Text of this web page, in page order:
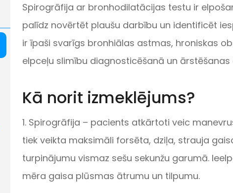
Spirogrāfija ar bronhodilatācijas testu ir
palīdz novērtēt plaušu darbību un identificēt
ir īpaši svarīgs bronhiālas astmas, hroniskas
elpceļu slimību diagnosticēšanā un
Kā norit izmeklējums?
1. Spirogrāfija – pacients atkārtoti veic
tiek veikta maksimāli forsēta, dziļa, strauja
turpinājumu vismaz sešu sekunžu garumā.
mēra gaisa plūsmas ātrumu un tilpumu.